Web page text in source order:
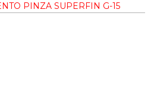
PINZA SUPERFIN G-15